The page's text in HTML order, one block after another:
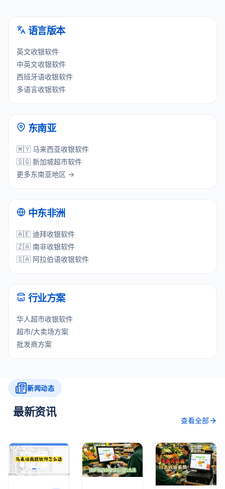
语言版本
英文收银软件
中英文收银软件
西班牙语收银软件
多语言收银软件
东南亚
🇲🇾 马来西亚收银软件
🇸🇬 新加坡超市软件
更多东南亚地区 →
中东非洲
🇦🇪 迪拜收银软件
🇿🇦 南非收银软件
🇸🇦 阿拉伯语收银软件
行业方案
华人超市收银软件
超市/大卖场方案
批发商方案
新闻动态
最新资讯
查看全部